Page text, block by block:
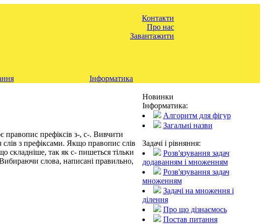
Контакти
Про нас
Завантажити
Інформатика
префіксів з-, с-. Вивчити
слів з префіксами. Якщо правопис слів
складніше, так як с- пишеться тільки
слова, написані правильно,
Новинки
Інформатика:
Алгоритм для фігур
Загальні назви
Задачі і рівняння:
Розв'язування задач
додаванням і множенням
Розв'язування задач
множенням
Задачі на множення і
ділення
Про що дізнаємось
Постав питання